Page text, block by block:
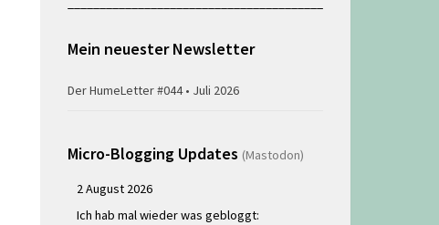
Mein neuester Newsletter
Der HumeLetter #044 • Juli 2026
Micro-Blogging Updates (Mastodon)
2 August 2026
Ich hab mal wieder was gebloggt: